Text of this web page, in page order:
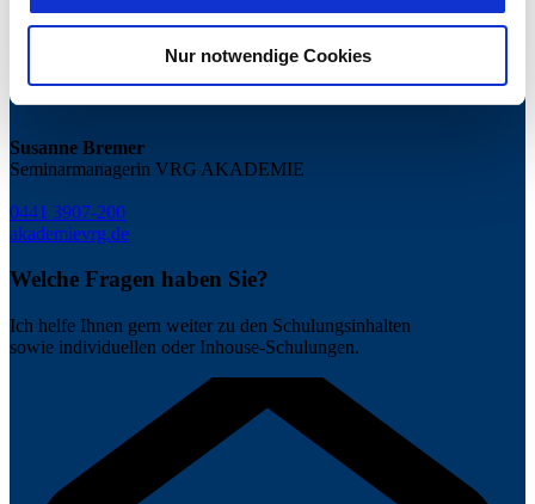
Informationen entnehmen Sie unserer
Datenschutzerklärung für diese Website.
Nur notwendige Cookies
Susanne Bremer
Seminarmanagerin VRG AKADEMIE
0441 3907-200
akademievrg.de
Welche Fragen haben Sie?
Ich helfe Ihnen gern weiter zu den Schulungsinhalten
sowie individuellen oder Inhouse-Schulungen.